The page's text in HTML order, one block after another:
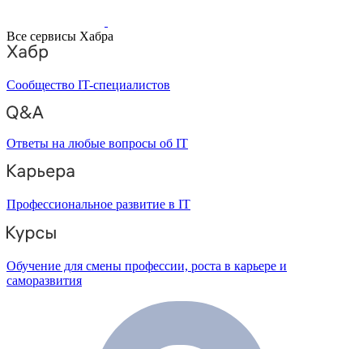
Все сервисы Хабра
Сообщество IT-специалистов
Ответы на любые вопросы об IT
Профессиональное развитие в IT
Обучение для смены профессии, роста в карьере и
саморазвития